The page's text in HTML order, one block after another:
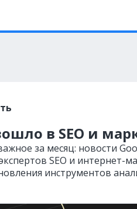
в SEO и
за месяц: новости
SEO и интернет-
инструментов